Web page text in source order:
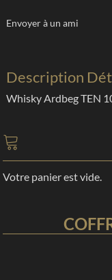
Envoyer à un ami
Description
Whisky Ardbeg TEN
Votre panier est vide.